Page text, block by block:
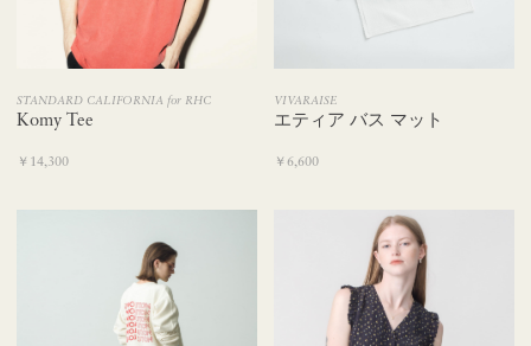
STANDARD CALIFORNIA for RHC
Komy Tee
￥14,300
VIVARAISE
エティア バス マット
￥6,600